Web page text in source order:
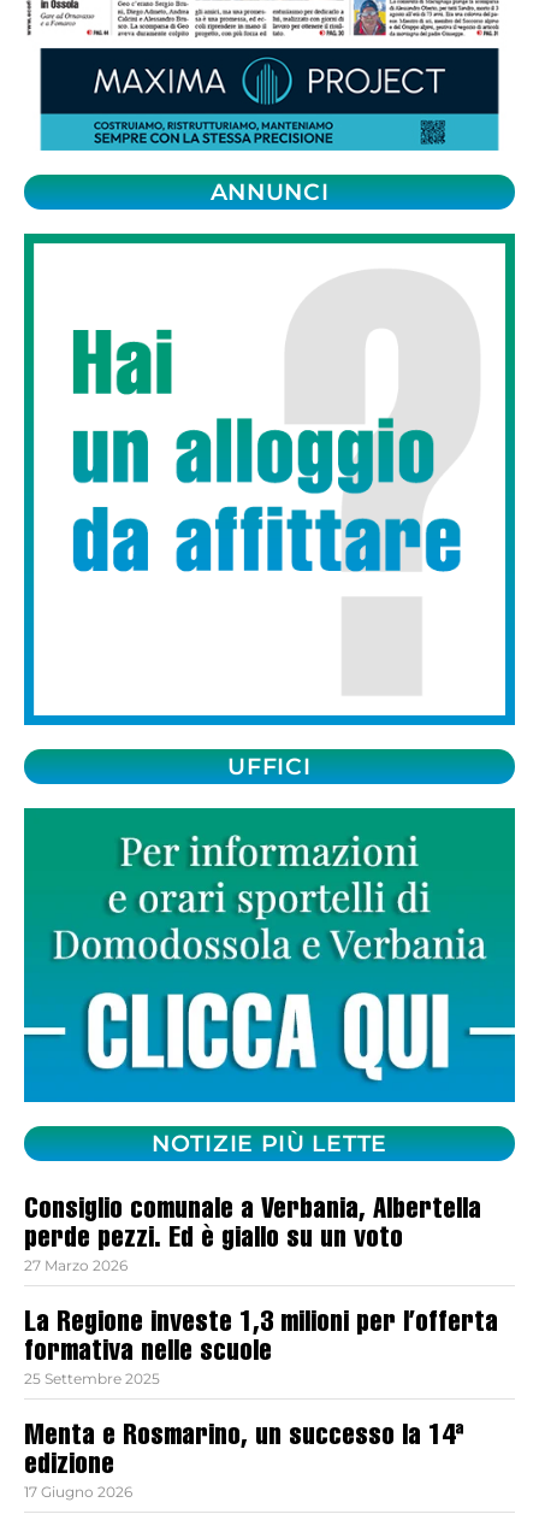
ANNUNCI
UFFICI
NOTIZIE PIÙ LETTE
Consiglio comunale a Verbania, Albertella
perde pezzi. Ed è giallo su un voto
27 Marzo 2026
La Regione investe 1,3 milioni per l’offerta
formativa nelle scuole
25 Settembre 2025
Menta e Rosmarino, un successo la 14ª
edizione
17 Giugno 2026